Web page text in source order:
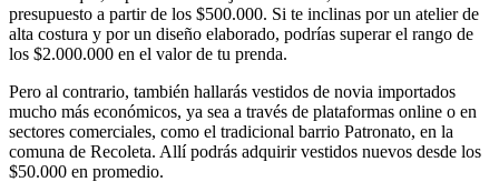
presupuesto a partir de los $500.000. Si te inclinas por un atelier de
alta costura y por un diseño elaborado, podrías superar el rango de
los $2.000.000 en el valor de tu prenda.
Pero al contrario, también hallarás vestidos de novia importados
mucho más económicos, ya sea a través de plataformas online o en
sectores comerciales, como el tradicional barrio Patronato, en la
comuna de Recoleta. Allí podrás adquirir vestidos nuevos desde los
$50.000 en promedio.